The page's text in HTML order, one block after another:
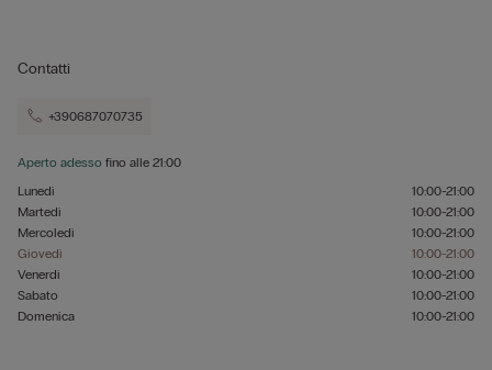
Contatti
+390687070735
Aperto adesso fino alle 21:00
Lunedì
10:00-21:00
Martedì
10:00-21:00
Mercoledì
10:00-21:00
Giovedì
10:00-21:00
Venerdì
10:00-21:00
Sabato
10:00-21:00
Domenica
10:00-21:00